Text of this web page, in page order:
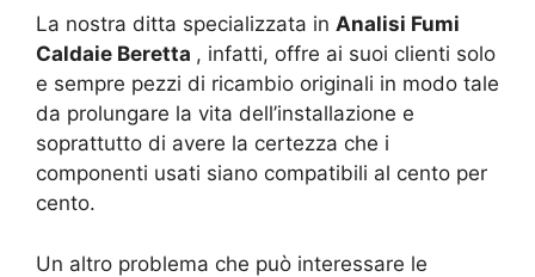
La nostra ditta specializzata in Analisi Fumi
Caldaie Beretta , infatti, offre ai suoi clienti solo
e sempre pezzi di ricambio originali in modo tale
da prolungare la vita dell’installazione e
soprattutto di avere la certezza che i
componenti usati siano compatibili al cento per
cento.
Un altro problema che può interessare le